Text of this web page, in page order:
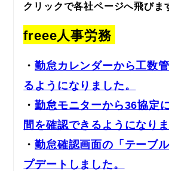
クリックで各社ページへ飛びま
freee人事労務
・勤怠カレンダーから工数
るようになりました。
・勤怠モニターから36協定
間を確認できるようになりま
・勤怠確認画面の「テーブ
プデートしました。